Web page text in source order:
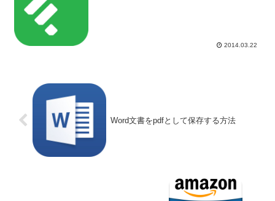
2014.03.22
Word文書をpdfとして保存する方法